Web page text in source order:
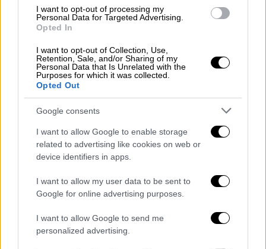
I want to opt-out of processing my
Personal Data for Targeted Advertising.
Opted In
I want to opt-out of Collection, Use,
Retention, Sale, and/or Sharing of my
Personal Data that Is Unrelated with the
Purposes for which it was collected.
Opted Out
Google consents
I want to allow Google to enable storage
related to advertising like cookies on web or
device identifiers in apps.
I want to allow my user data to be sent to
Google for online advertising purposes.
I want to allow Google to send me
personalized advertising.
συχνά όταν αισθάνονται πως δεν
κουμαντάρεται το ποντιακό κεφάλι. Κάποιες
φορές με προσπάθεια ακόμη και για
«εμφύλιο». Το σπουδαίο για τον
για τον άνθρωποΙβάν Σαββίδηφυσικά, είναι
το γεγονός πως η οικογένεια του συλλόγου
δεν «μάσησε».
Στάθηκε και στέκεται βράχος, για να μην
περάσει η φουρτούνα που τεχνητά
δημιουργούν. Στόχος είναι ο Σαββίδης.
ιστορία του, είναι καταδικασμένος να την
ξαναζήσει. Οι ΠΑΟΚτσήδες, επώνυμοι ή
ανώνυμοι, ξέρουν καλά την ιστορία τους. Το
απέδειξαν με συγκινητικό, ντόμπρο τρόπο.